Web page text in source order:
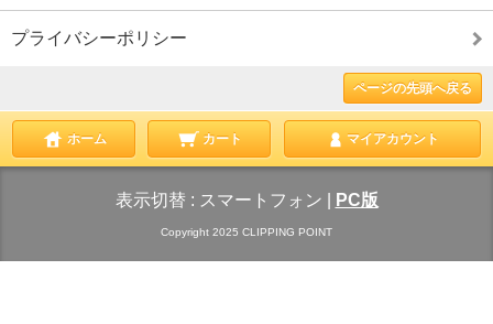
プライバシーポリシー
ページの先頭へ戻る
ホーム カート マイアカウント
表示切替 : スマートフォン PC版
Copyright 2025 CLIPPING POINT